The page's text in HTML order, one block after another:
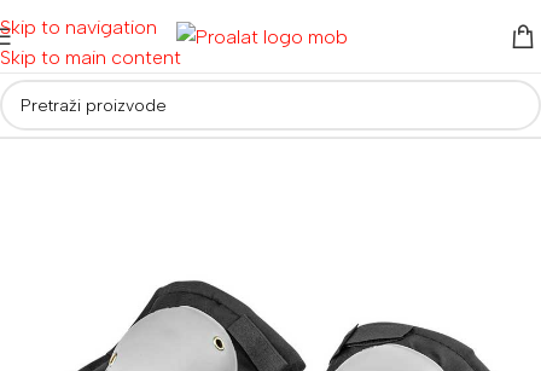
Skip to navigation
Skip to main content
Početna/ Ostalo/Zaštitna oprema